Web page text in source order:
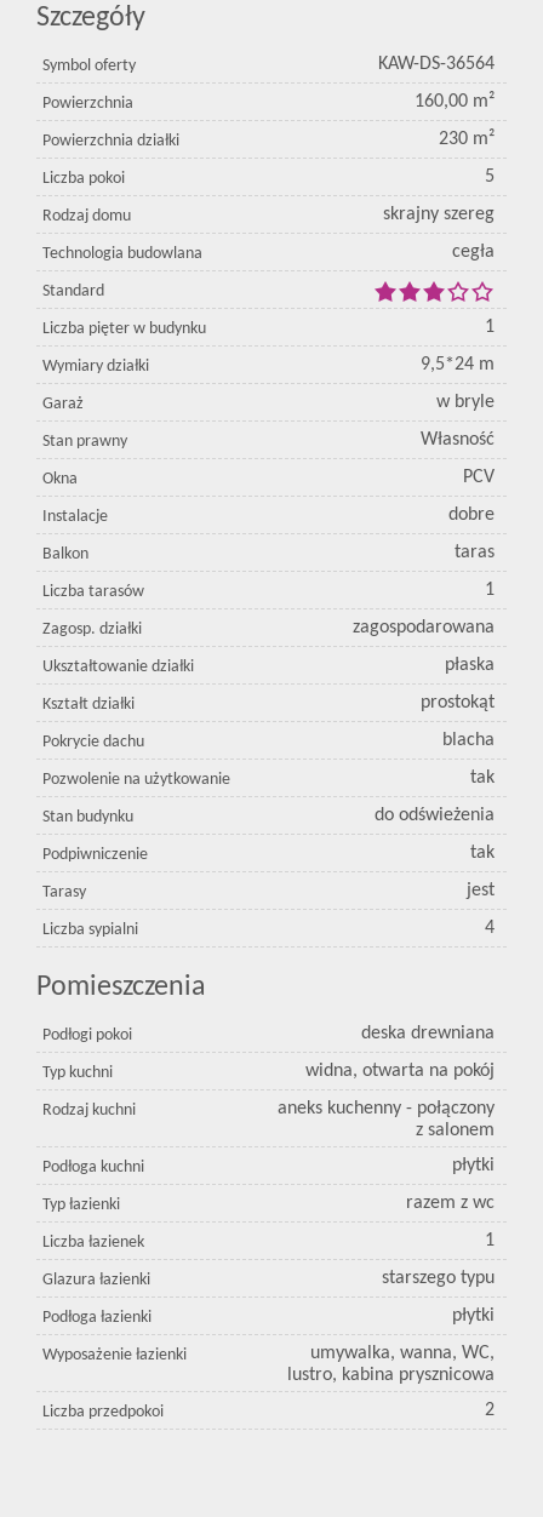
Szczegóły
Symbol oferty KAW-DS-36564
Powierzchnia 160,00 m²
Powierzchnia działki 230 m²
Liczba pokoi 5
Rodzaj domu skrajny szereg
Technologia budowlana cegła
Standard
Liczba pięter w budynku 1
Wymiary działki 9,5*24 m
Garaż w bryle
Stan prawny Własność
Okna PCV
Instalacje dobre
Balkon taras
Liczba tarasów 1
Zagosp. działki zagospodarowana
Ukształtowanie działki płaska
Kształt działki prostokąt
Pokrycie dachu blacha
Pozwolenie na użytkowanie tak
Stan budynku do odświeżenia
Podpiwniczenie tak
Tarasy jest
Liczba sypialni 4
Pomieszczenia
Podłogi pokoi deska drewniana
Typ kuchni widna, otwarta na pokój
Rodzaj kuchni
aneks kuchenny - połączony
z salonem
Podłoga kuchni płytki
Typ łazienki razem z wc
Liczba łazienek 1
Glazura łazienki starszego typu
Podłoga łazienki płytki
Wyposażenie łazienki
umywalka, wanna, WC,
lustro, kabina prysznicowa
Liczba przedpokoi 2